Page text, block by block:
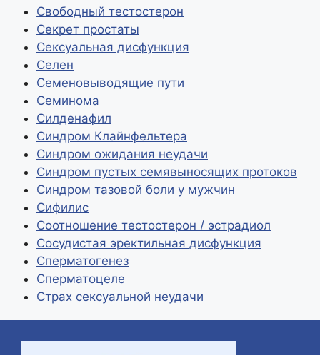
p
L
i
n
р
а
в
т
ь
Свободный тестостерон
Секрет простаты
Сексуальная дисфункция
Селен
Семеновыводящие пути
Семинома
Силденафил
Синдром Клайнфельтера
Синдром ожидания неудачи
Синдром пустых семявыносящих протоков
Синдром тазовой боли у мужчин
Сифилис
Соотношение тестостерон / эстрадиол
Сосудистая эректильная дисфункция
Сперматогенез
Сперматоцеле
Страх сексуальной неудачи